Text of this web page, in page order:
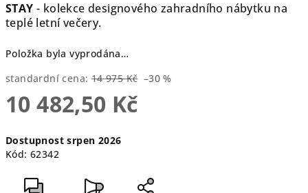
STAY - kolekce designového zahradního nábytku na
teplé letní večery.
Položka byla vyprodána…
standardní cena: 14 975 Kč –30 %
10 482,50 Kč
cena:
Dostupnost srpen 2026
Kód: 62342